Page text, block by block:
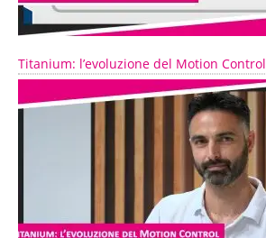
Titanium: l’evoluzione del Motion Control